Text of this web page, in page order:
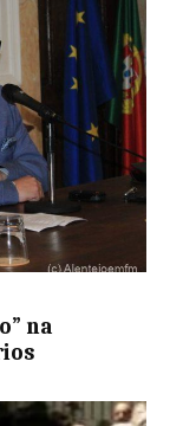
na